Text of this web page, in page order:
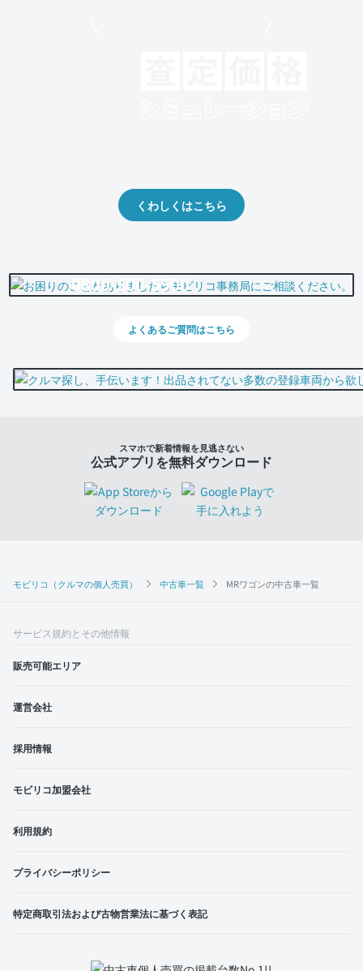
モビリコ（クルマの個人売買） 中古車一覧 MRワゴンの中古車一覧
くわしくはこちら
0800-500-5500
よくあるご質問はこちら
スマホで新着情報を見逃さない
公式アプリを無料ダウンロード
サービス規約とその他情報
販売可能エリア
運営会社
採用情報
モビリコ加盟会社
利用規約
プライバシーポリシー
特定商取引法および古物営業法に基づく表記